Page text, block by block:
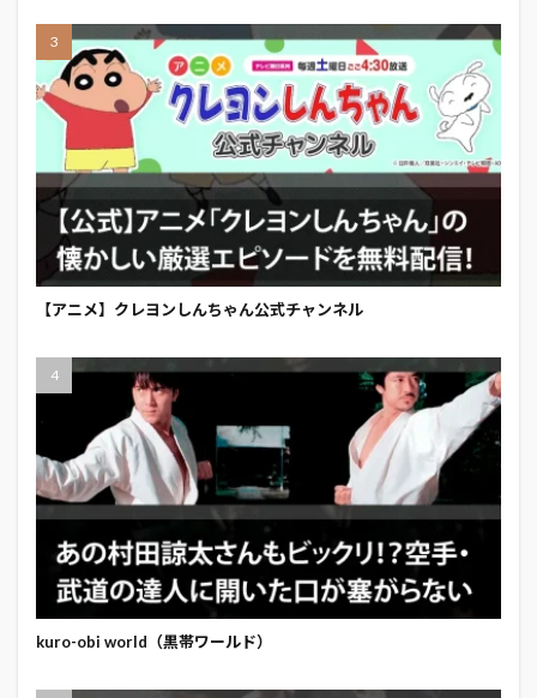
【アニメ】クレヨンしんちゃん公式チャンネル
kuro-obi world（黒帯ワールド）